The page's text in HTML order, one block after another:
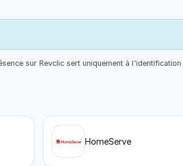
sur Revclic sert uniquement à
HomeServe